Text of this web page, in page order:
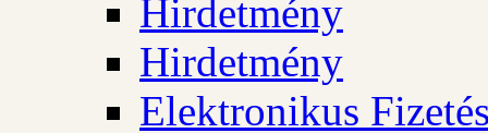
Hirdetmény
Hirdetmény
Elektronikus